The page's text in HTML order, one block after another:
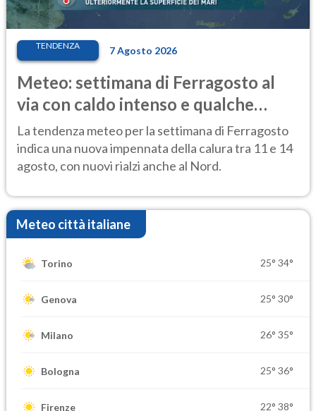
TENDENZA 7 Agosto 2026
Meteo: settimana di Ferragosto al
via con caldo intenso e qualche
temporale
La tendenza meteo per la settimana di Ferragosto
indica una nuova impennata della calura tra 11 e 14
agosto, con nuovi rialzi anche al Nord.
Meteo città italiane
Torino 25° 34°
Genova 25° 30°
Milano 26° 35°
Bologna 25° 36°
Firenze 22° 38°